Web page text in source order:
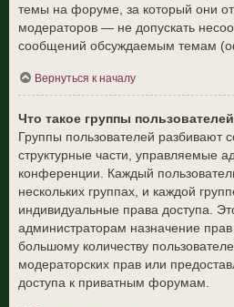
темы на форуме, за который они
модераторов — не допускать
сообщений обсуждаемым темам
Вернуться к началу
Что такое группы
Группы пользователей разбивают
структурные части, управляемые
конференции. Каждый
нескольких группах, и каждой
индивидуальные права доступа.
администраторам назначение
большому количеству
модераторских прав или
доступа к приватным форумам.